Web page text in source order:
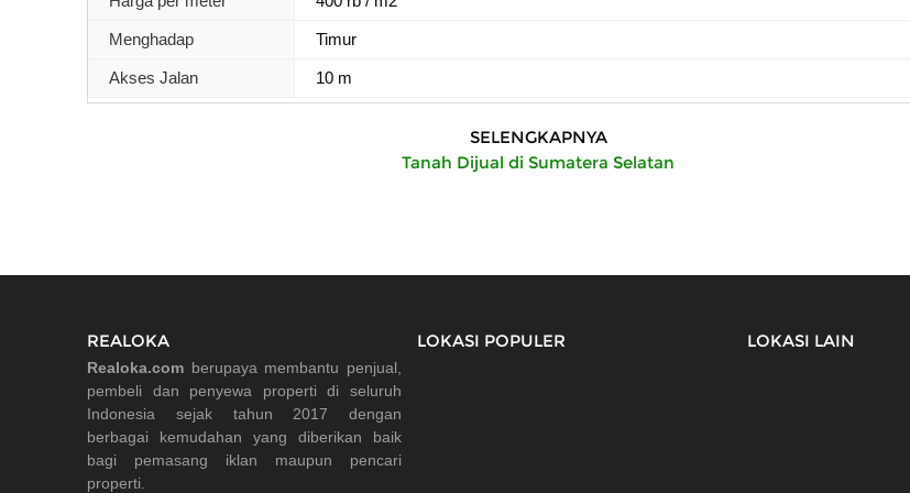
Menghadap Timur
Akses Jalan 10 m
SELENGKAPNYA
Tanah Dijual di Sumatera Selatan
REALOKA
Realoka.com berupaya membantu penjual,
pembeli dan penyewa properti di seluruh
Indonesia sejak tahun 2017 dengan
berbagai kemudahan yang diberikan baik
bagi pemasang iklan maupun pencari
properti.
LOKASI POPULER LOKASI LAIN